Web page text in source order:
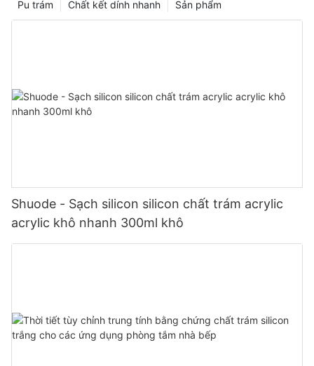
Sản phẩm
Chất kết dính nhanh
Pu trám
Shuode - Sạch silicon silicon chất trám acrylic
acrylic khô nhanh 300ml khô